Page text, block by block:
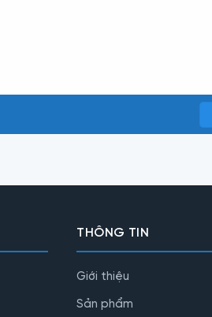
THÔNG TIN
Giới thiệu
Sản phẩm